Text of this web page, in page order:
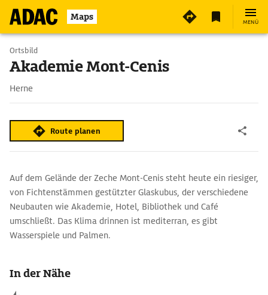
Maps MENÜ
Ortsbild
Akademie Mont-Cenis
Herne
Route planen
Auf dem Gelände der Zeche Mont-Cenis steht heute ein riesiger,
von Fichtenstämmen gestützter Glaskubus, der verschiedene
Neubauten wie Akademie, Hotel, Bibliothek und Café
umschließt. Das Klima drinnen ist mediterran, es gibt
Wasserspiele und Palmen.
In der Nähe